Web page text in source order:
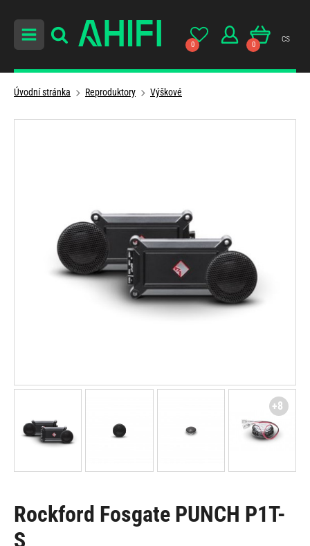
0 0
cs
Úvodní stránka Reproduktory Výškové
Rockford Fosgate PUNCH P1T-
S
+8